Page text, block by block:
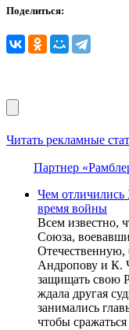
Поделиться:
Читать рекламные
Партнер
Чем
время войны
Всем известно,
Союза,
Андропову и К.
защищать свою
ждала другая
занимались
чтобы